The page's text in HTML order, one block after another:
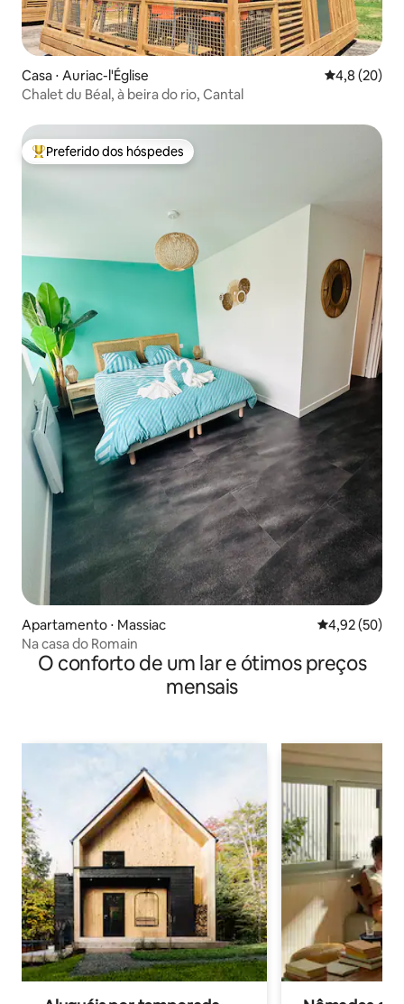
Casa ⋅ Auriac-l'Église 4,8 de uma
4,8 (20)
Chalet du Béal, à beira do rio, Cantal
Entre os melhores preferidos dos hóspedes
Preferido dos hóspedes
Apartamento ⋅ Massiac 4,92 de uma
4,92 (50)
Na casa do Romain
O conforto de um lar e ótimos preços
mensais